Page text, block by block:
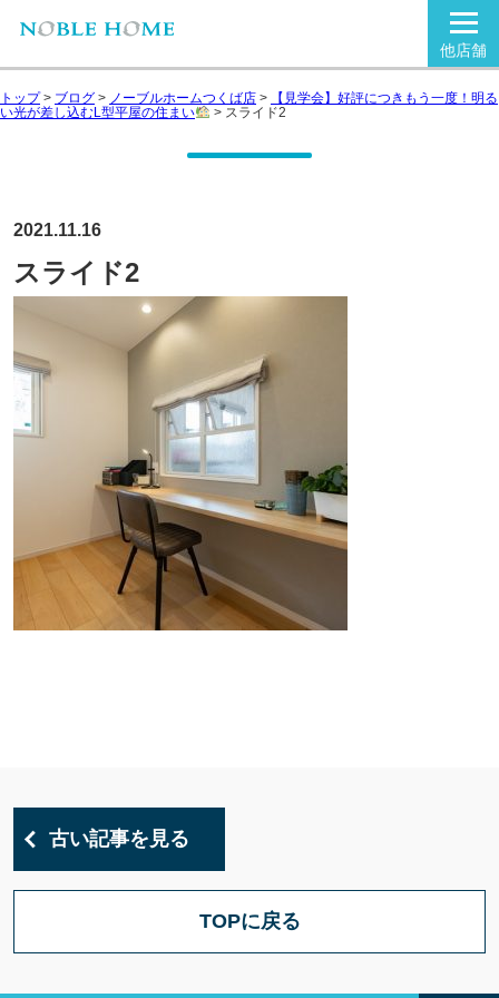
他店舗
トップ> ブログ > ノーブルホームつくば店 >
【見学会】好評につきもう一度！明る
い光が差し込むL型平屋の住まい
> スライド2
2021.11.16
スライド2
古い記事を見る
TOPに戻る